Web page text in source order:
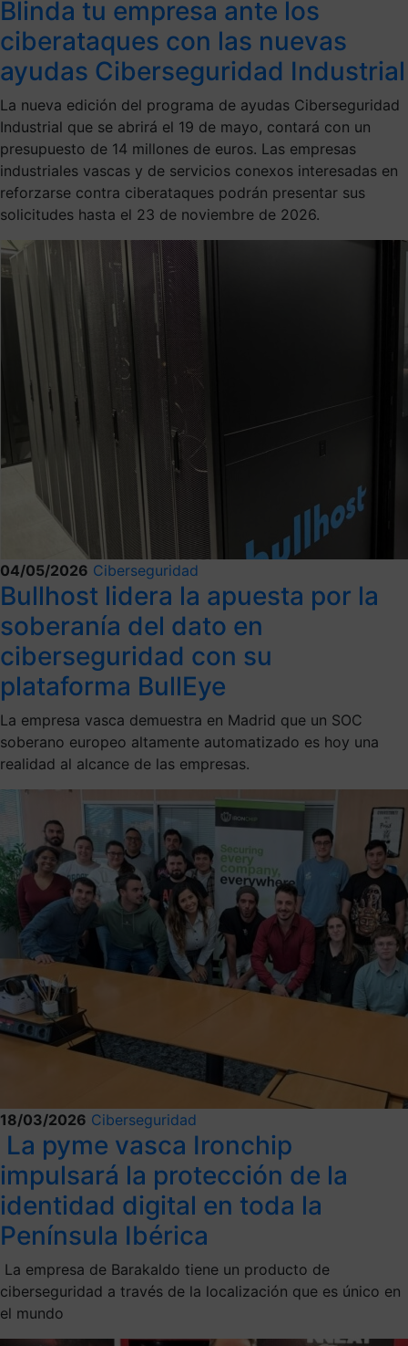
Blinda tu empresa ante los
ciberataques con las nuevas
ayudas Ciberseguridad Industrial
La nueva edición del programa de ayudas Ciberseguridad
Industrial que se abrirá el 19 de mayo, contará con un
presupuesto de 14 millones de euros. Las empresas
industriales vascas y de servicios conexos interesadas en
reforzarse contra ciberataques podrán presentar sus
solicitudes hasta el 23 de noviembre de 2026.
04/05/2026 Ciberseguridad
Bullhost lidera la apuesta por la
soberanía del dato en
ciberseguridad con su
plataforma BullEye
La empresa vasca demuestra en Madrid que un SOC
soberano europeo altamente automatizado es hoy una
realidad al alcance de las empresas.
18/03/2026 Ciberseguridad
La pyme vasca Ironchip
impulsará la protección de la
identidad digital en toda la
Península Ibérica
La empresa de Barakaldo tiene un producto de
ciberseguridad a través de la localización que es único en
el mundo